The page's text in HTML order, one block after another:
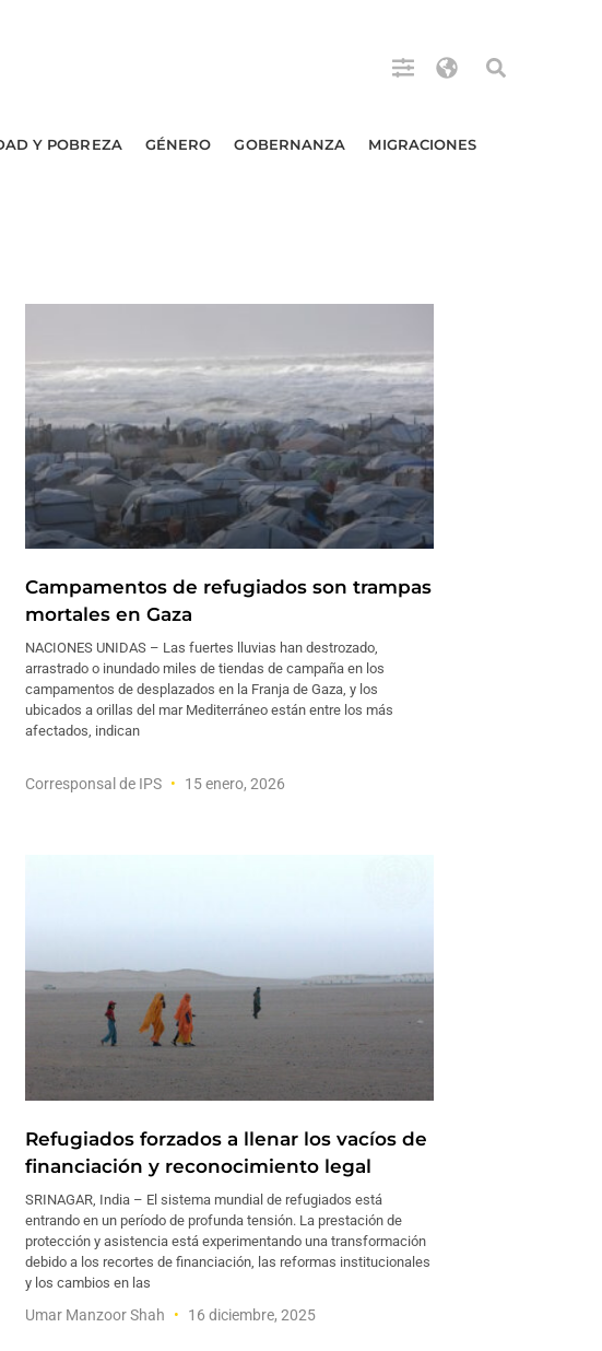
Y POBREZA GÉNERO GOBERNANZA MIGRACIONES
Campamentos de refugiados son trampas
mortales en Gaza
NACIONES UNIDAS – Las fuertes lluvias han destrozado,
arrastrado o inundado miles de tiendas de campaña en los
campamentos de desplazados en la Franja de Gaza, y los
ubicados a orillas del mar Mediterráneo están entre los más
afectados, indican
Corresponsal de IPS 15 enero, 2026
Refugiados forzados a llenar los vacíos de
financiación y reconocimiento legal
SRINAGAR, India – El sistema mundial de refugiados está
entrando en un período de profunda tensión. La prestación de
protección y asistencia está experimentando una transformación
debido a los recortes de financiación, las reformas institucionales
y los cambios en las
Umar Manzoor Shah 16 diciembre, 2025